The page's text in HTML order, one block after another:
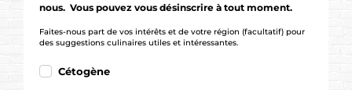
nous. Vous pouvez vous désinscrire à tout moment.
Faites-nous part de vos intérêts et de votre région (facultatif) pour
des suggestions culinaires utiles et intéressantes.
Cétogène